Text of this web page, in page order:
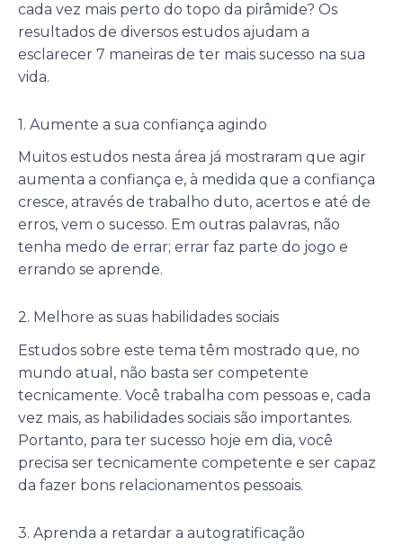
cada vez mais perto do topo da pirâmide? Os
resultados de diversos estudos ajudam a
esclarecer 7 maneiras de ter mais sucesso na sua
vida.
1. Aumente a sua confiança agindo
Muitos estudos nesta área já mostraram que agir
aumenta a confiança e, à medida que a confiança
cresce, através de trabalho duto, acertos e até de
erros, vem o sucesso. Em outras palavras, não
tenha medo de errar; errar faz parte do jogo e
errando se aprende.
2. Melhore as suas habilidades sociais
Estudos sobre este tema têm mostrado que, no
mundo atual, não basta ser competente
tecnicamente. Você trabalha com pessoas e, cada
vez mais, as habilidades sociais são importantes.
Portanto, para ter sucesso hoje em dia, você
precisa ser tecnicamente competente e ser capaz
da fazer bons relacionamentos pessoais.
3. Aprenda a retardar a autogratificação